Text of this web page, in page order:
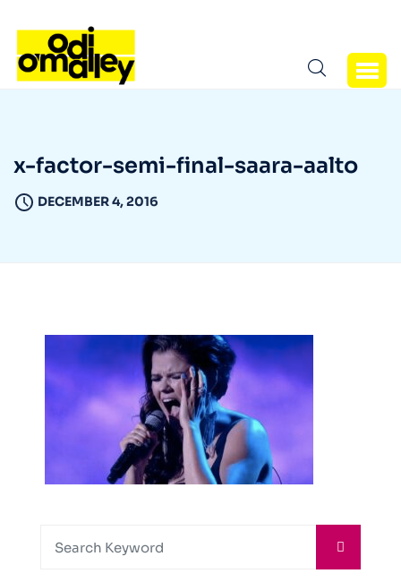
x-factor-semi-final-saara-aalto
DECEMBER 4, 2016